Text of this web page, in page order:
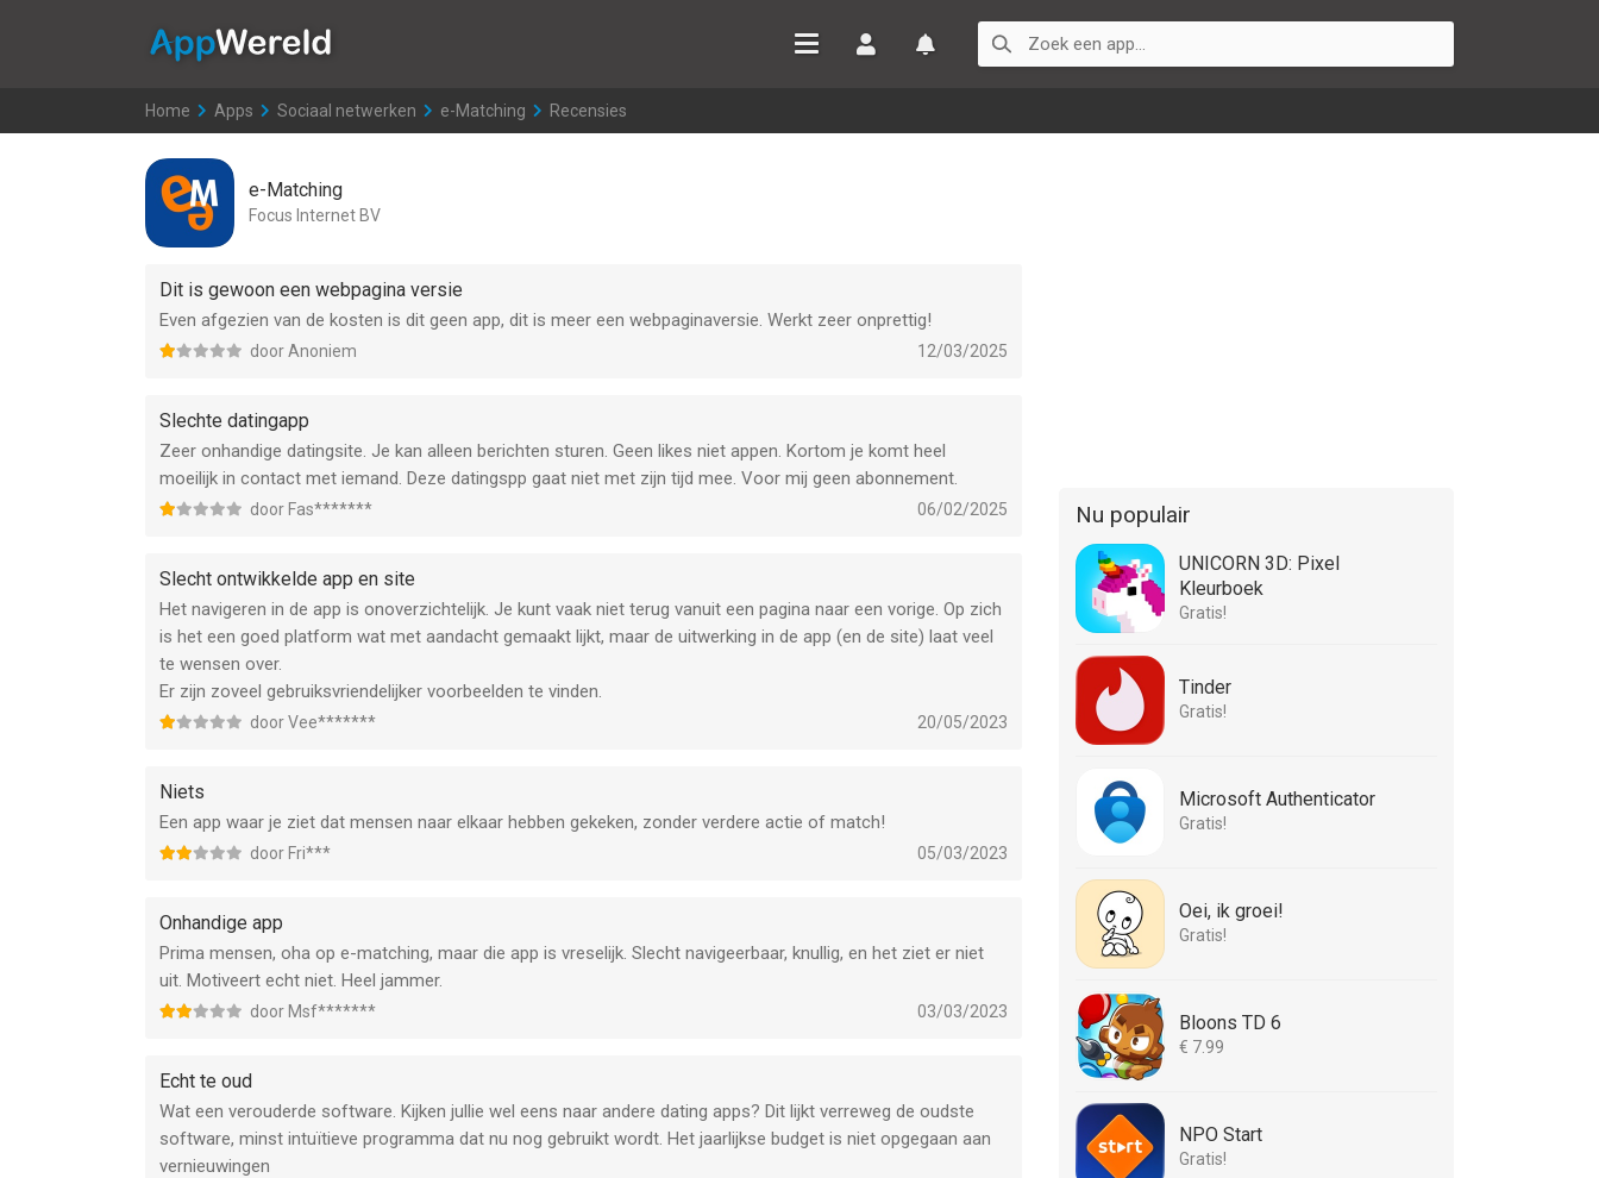
Home >
Apps >
Sociaal netwerken >
e-Matching >
Recensies
e-Matching
Focus Internet BV
Dit is gewoon een webpagina versie
Even afgezien van de kosten is dit geen app, dit is meer een webpaginaversie. Werkt zeer onprettig!
door Anoniem 12/03/2025
Slechte datingapp
Zeer onhandige datingsite. Je kan alleen berichten sturen. Geen likes niet appen. Kortom je komt heel
moeilijk in contact met iemand. Deze datingspp gaat niet met zijn tijd mee. Voor mij geen abonnement.
door Fas******* 06/02/2025
Slecht ontwikkelde app en site
Het navigeren in de app is onoverzichtelijk. Je kunt vaak niet terug vanuit een pagina naar een vorige. Op zich
is het een goed platform wat met aandacht gemaakt lijkt, maar de uitwerking in de app (en de site) laat veel
te wensen over.
Er zijn zoveel gebruiksvriendelijker voorbeelden te vinden.
door Vee******* 20/05/2023
Niets
Een app waar je ziet dat mensen naar elkaar hebben gekeken, zonder verdere actie of match!
door Fri*** 05/03/2023
Onhandige app
Prima mensen, oha op e-matching, maar die app is vreselijk. Slecht navigeerbaar, knullig, en het ziet er niet
uit. Motiveert echt niet. Heel jammer.
door Msf******* 03/03/2023
Echt te oud
Wat een verouderde software. Kijken jullie wel eens naar andere dating apps? Dit lijkt verreweg de oudste
software, minst intuïtieve programma dat nu nog gebruikt wordt. Het jaarlijkse budget is niet opgegaan aan
vernieuwingen
Nu populair
UNICORN 3D: Pixel
Kleurboek
Gratis!
Tinder
Gratis!
Microsoft Authenticator
Gratis!
Oei, ik groei!
Gratis!
Bloons TD 6
€ 7.99
NPO Start
Gratis!